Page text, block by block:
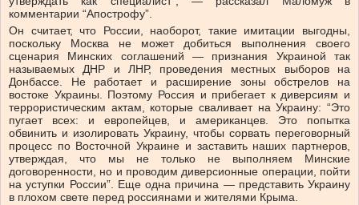
комментарии “Апострофу”.
Он считает, что России, наоборот, такие имитации выгодны,
поскольку Москва не может добиться выполнения своего
сценария Минских соглашений — признания Украиной так
называемых ДНР и ЛНР, проведения местных выборов на
Донбассе. Не работает и расширение зоны обстрелов на
востоке Украины. Поэтому Россия и прибегает к диверсиям и
террористическим актам, которые сваливает на Украину: “Это
пугает всех: и европейцев, и американцев. Это попытка
обвинить и изолировать Украину, чтобы сорвать переговорный
процесс по Восточной Украине и заставить наших партнеров,
утверждая, что мы не только не выполняем Минские
договоренности, но и проводим диверсионные операции, пойти
на уступки России”. Еще одна причина — представить Украину
в плохом свете перед россиянами и жителями Крыма.